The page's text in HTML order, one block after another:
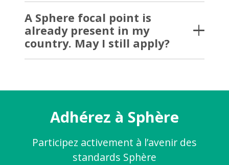
A Sphere focal point is
already present in my
country. May I still apply?
Adhérez à Sphère
Participez activement à l’avenir des
standards Sphère